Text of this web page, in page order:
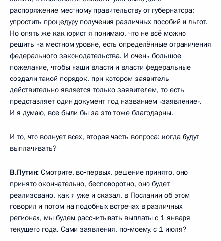
распоряжение местному правительству от губернатора:
упростить процедуру получения различных пособий и льгот.
Но опять же как юрист я понимаю, что не всё можно
решить на местном уровне, есть определённые ограничения
федерального законодательства. И очень большое
пожелание, чтобы наши власти и власти федеральные
создали такой порядок, при котором заявитель
действительно является только заявителем, то есть
представляет один документ под названием «заявление».
И я думаю, все были бы за это тоже благодарны.
И то, что волнует всех, вторая часть вопроса: когда будут
выплачивать?
В.Путин: Смотрите, во‑первых, решение принято, оно
принято окончательно, бесповоротно, оно будет
реализовано, как я уже и сказал, в Послании об этом
говорил и потом на подобных встречах в различных
регионах, мы будем рассчитывать выплаты с 1 января
текущего года. Сами заявления, по‑моему, с 1 июля?